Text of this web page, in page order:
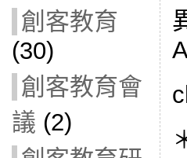
創客教育
(30)
創客教育會
議 (2)